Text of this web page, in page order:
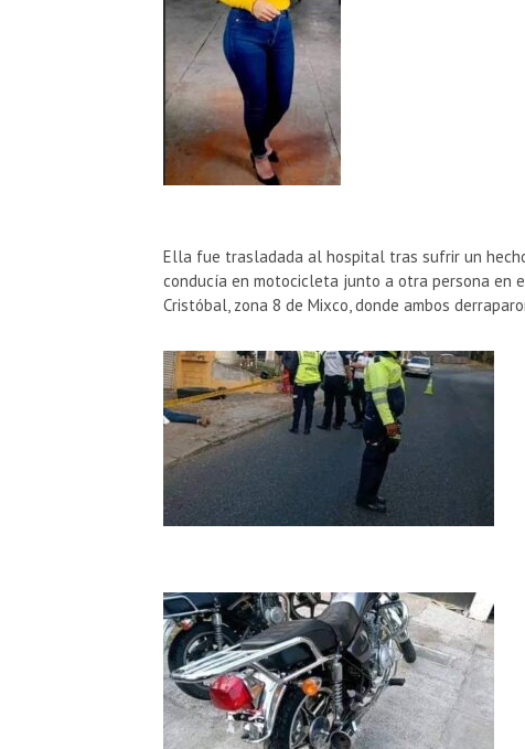
Ella fue trasladada al hospital tras sufrir un
conducía en motocicleta junto a otra persona en
Cristóbal, zona 8 de Mixco, donde ambos